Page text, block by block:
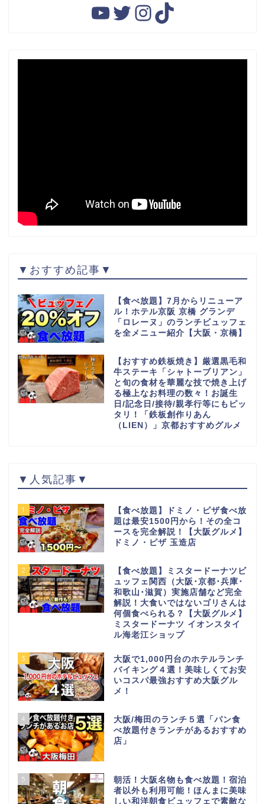
▼おすすめ記事▼
【食べ放題】7月からリニューア
ル！ホテル京阪 京橋 グランデ
「ロレーヌ」のランチビュッフェ
を全メニュー紹介【大阪・京橋】
【おすすめ鉄板焼き】厳選黒毛和
牛ステーキ「シャトーブリアン」
と旬の食材を華麗な技で焼き上げ
る極上なお料理の数々！お誕生
日/記念日/接待/親孝行等にもピッ
タリ！「鉄板創作りあん
（LIEN）」京都おすすめグルメ
▼人気記事▼
1
【食べ放題】ドミノ・ピザ食べ放
題は最安1500円から！その全コ
ースを完全解説！【大阪グルメ】
ドミノ・ピザ 玉造店
2
【食べ放題】ミスタードーナツビ
ュッフェ関西（大阪･京都･兵庫･
和歌山･滋賀）実施店舗など完全
解説！大食いではないゴリさんは
何個食べられる？【大阪グルメ】
ミスタードーナツ イオンスタイ
ル海老江ショップ
3
大阪で1,000円台のホテルランチ
バイキング４選！美味しくてお安
いコスパ最強おすすめ大阪グル
メ！
4
大阪/梅田のランチ５選「パン食
べ放題付きランチがあるおすすめ
店」
5
朝活！大阪名物も食べ放題！宿泊
者以外も利用可能！ほんまに美味
しい和洋朝食ビュッフェで素敵な